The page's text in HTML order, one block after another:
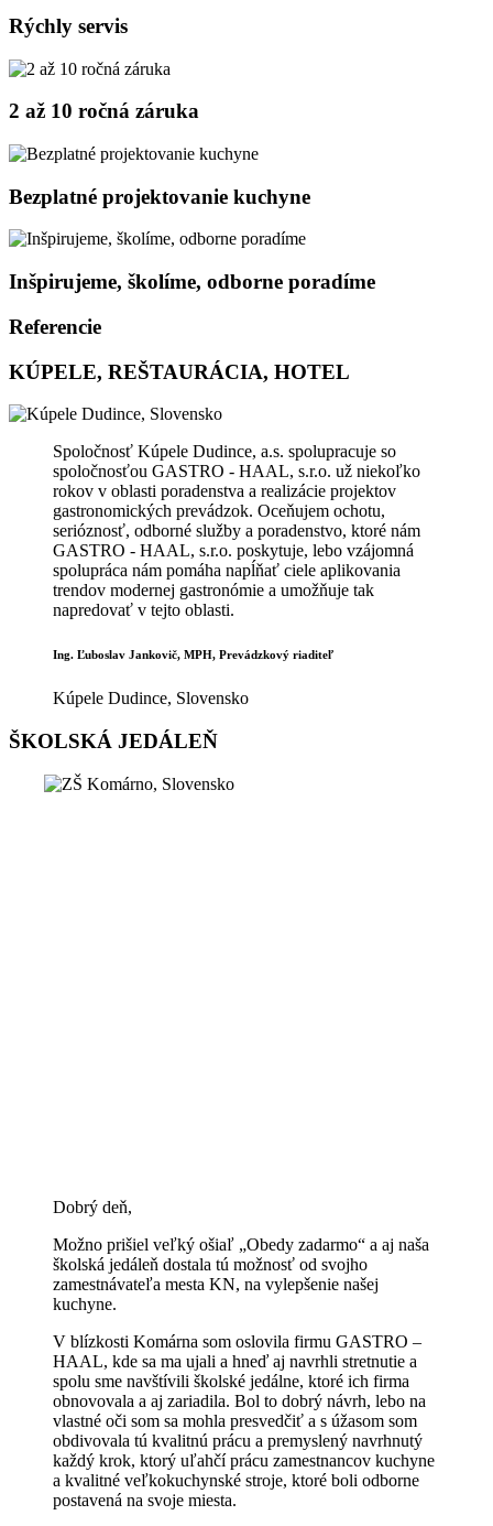
Rýchly servis
2 až 10 ročná záruka
Bezplatné projektovanie kuchyne
Inšpirujeme, školíme, odborne poradíme
Referencie
KÚPELE, REŠTAURÁCIA, HOTEL
Spoločnosť Kúpele Dudince, a.s. spolupracuje so
spoločnosťou GASTRO - HAAL, s.r.o. už niekoľko
rokov v oblasti poradenstva a realizácie projektov
gastronomických prevádzok. Oceňujem ochotu,
serióznosť, odborné služby a poradenstvo, ktoré nám
GASTRO - HAAL, s.r.o. poskytuje, lebo vzájomná
spolupráca nám pomáha napĺňať ciele aplikovania
trendov modernej gastronómie a umožňuje tak
napredovať v tejto oblasti.
Ing. Ľuboslav Jankovič, MPH, Prevádzkový riaditeľ
Kúpele Dudince, Slovensko
ŠKOLSKÁ JEDÁLEŇ
Dobrý deň,
Možno prišiel veľký ošiaľ „Obedy zadarmo“ a aj naša
školská jedáleň dostala tú možnosť od svojho
zamestnávateľa mesta KN, na vylepšenie našej
kuchyne.
V blízkosti Komárna som oslovila firmu GASTRO –
HAAL, kde sa ma ujali a hneď aj navrhli stretnutie a
spolu sme navštívili školské jedálne, ktoré ich firma
obnovovala a aj zariadila. Bol to dobrý návrh, lebo na
vlastné oči som sa mohla presvedčiť a s úžasom som
obdivovala tú kvalitnú prácu a premyslený navrhnutý
každý krok, ktorý uľahčí prácu zamestnancov kuchyne
a kvalitné veľkokuchynské stroje, ktoré boli odborne
postavená na svoje miesta.